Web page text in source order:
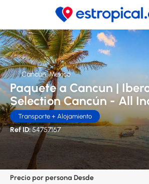
Cancún, México
Paquete a Cancun |
Selection Cancún - All
Transporte + Alojamiento
Ref ID:54757167
Precio por persona Desde